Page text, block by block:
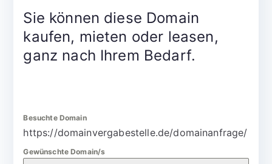
Sie können diese Domain
kaufen, mieten oder leasen,
ganz nach Ihrem Bedarf.
Besuchte Domain
https://domainvergabestelle.de/domainanfrage/
Gewünschte Domain/s